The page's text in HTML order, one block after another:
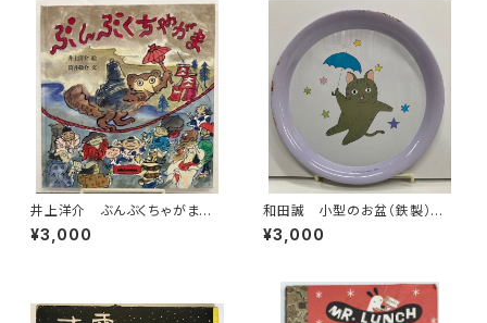
井上洋介 ぶんぶくちゃがま
筒井敬介 1987年 初版 ミ
キハウス
¥3,000
和田誠 小型のお盆（鉄製）直
径20センチ 昭和40年代？
¥3,000